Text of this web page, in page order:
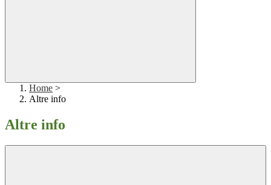
Home >
Altre info
Altre info